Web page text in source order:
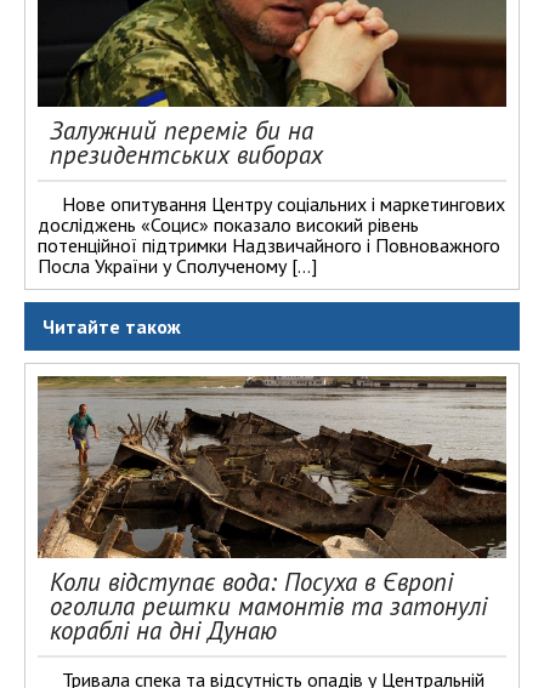
Залужний переміг би на
президентських виборах
Нове опитування Центру соціальних і маркетингових
досліджень «Социс» показало високий рівень
потенційної підтримки Надзвичайного і Повноважного
Посла України у Сполученому […]
Читайте також
Коли відступає вода: Посуха в Європі
оголила рештки мамонтів та затонулі
кораблі на дні Дунаю
Тривала спека та відсутність опадів у Центральній